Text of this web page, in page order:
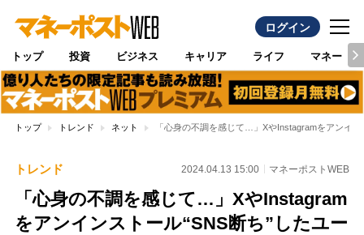
ログイン
トップ 投資 ビジネス キャリア ライフ マネー
トップ トレンド ネット 「心身の不調を感じて…」XやInstagramをアンイ
トレンド 2024.04.13 15:00 マネーポストWEB
「心身の不調を感じて…」XやInstagram
をアンインストール“SNS断ち”したユー